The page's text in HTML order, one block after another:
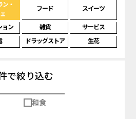
ン・
フード スイーツ
ョン 雑貨
サービス
ドラッグストア 生花
で絞り込む
和食